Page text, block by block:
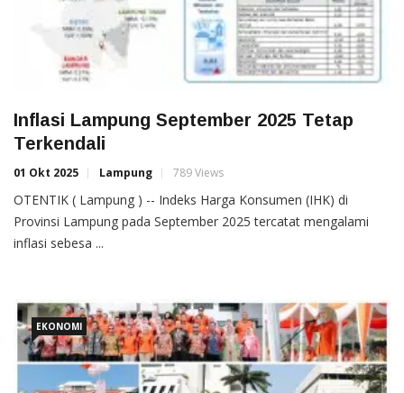
Inflasi Lampung September 2025 Tetap
Terkendali
01 Okt 2025 Lampung 789 Views
OTENTIK ( Lampung ) -- Indeks Harga Konsumen (IHK) di
Provinsi Lampung pada September 2025 tercatat mengalami
inflasi sebesa ...
EKONOMI